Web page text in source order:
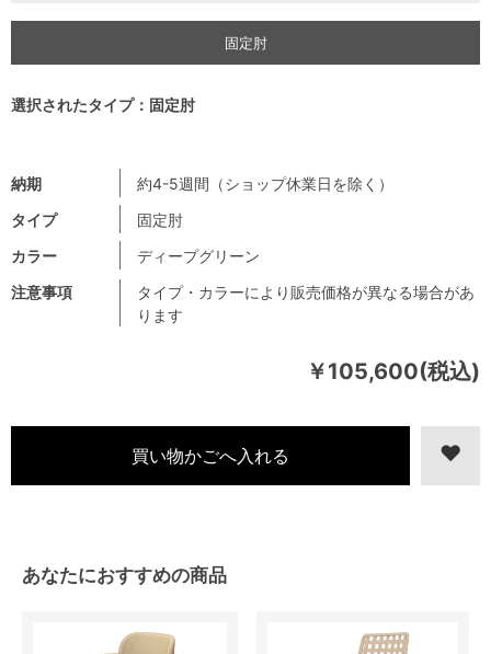
￥105,600(税込)
注意事項
タイプ・カラーにより販売価格が異なる場合があ
ります
納期
約4-5週間（ショップ休業日を除く）
タイプ
固定肘
カラー
ディープグリーン
固定肘
選択されたタイプ：固定肘
あなたにおすすめの商品